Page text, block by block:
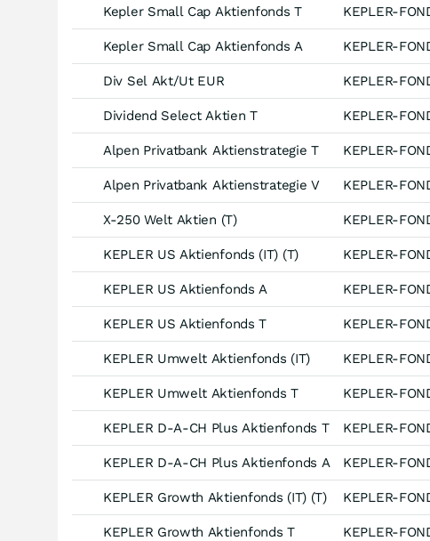
Kepler Small Cap Aktienfonds T KEPLER-
Kepler Small Cap Aktienfonds A KEPLER-
Div Sel Akt/Ut EUR KEPLER-
Dividend Select Aktien T KEPLER-
Alpen Privatbank Aktienstrategie T KEPLER-
Alpen Privatbank Aktienstrategie V KEPLER-
X-250 Welt Aktien (T) KEPLER-
KEPLER US Aktienfonds (IT) (T) KEPLER-
KEPLER US Aktienfonds A KEPLER-
KEPLER US Aktienfonds T KEPLER-
KEPLER Umwelt Aktienfonds (IT) KEPLER-
KEPLER Umwelt Aktienfonds T KEPLER-
KEPLER D-A-CH Plus Aktienfonds T KEPLER-
KEPLER D-A-CH Plus Aktienfonds A KEPLER-
KEPLER Growth Aktienfonds (IT) (T) KEPLER-
KEPLER Growth Aktienfonds T KEPLER-